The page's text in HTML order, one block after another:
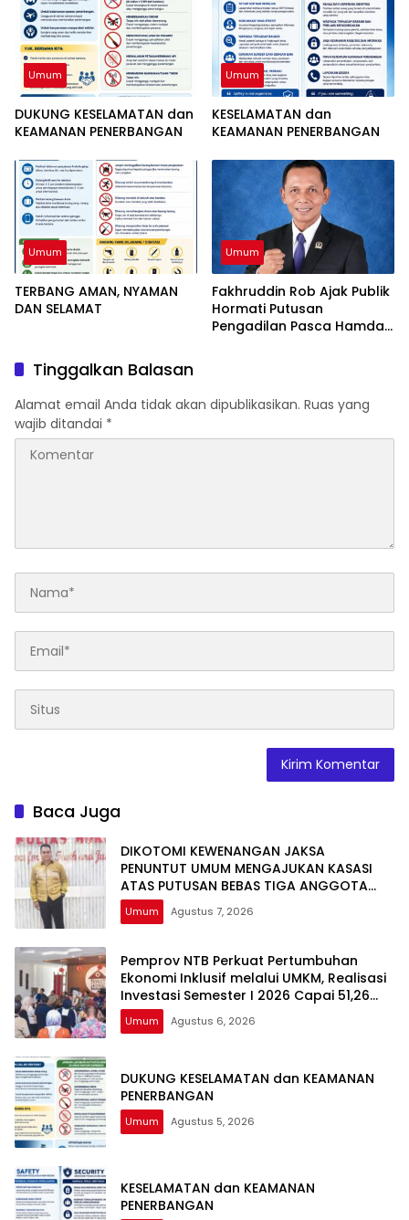
PERKARA TINDAK PIDANA
GRATIFIKASI
51,26 Persen
Umum
DUKUNG KESELAMATAN dan
KEAMANAN PENERBANGAN
Umum
KESELAMATAN dan
KEAMANAN PENERBANGAN
Umum
TERBANG AMAN, NYAMAN
DAN SELAMAT
Umum
Fakhruddin Rob Ajak Publik
Hormati Putusan
Pengadilan Pasca Hamdan
Tinggalkan Balasan
Alamat email Anda tidak akan dipublikasikan. Ruas yang
wajib ditandai *
Baca Juga
DIKOTOMI KEWENANGAN JAKSA
PENUNTUT UMUM MENGAJUKAN KASASI
ATAS PUTUSAN BEBAS TIGA ANGGOTA
DPRD NTB DALAM PERKARA TINDAK PIDANA
GRATIFIKASI
Umum Agustus 7, 2026
Pemprov NTB Perkuat Pertumbuhan
Ekonomi Inklusif melalui UMKM, Realisasi
Investasi Semester I 2026 Capai 51,26
Persen
Umum Agustus 6, 2026
DUKUNG KESELAMATAN dan KEAMANAN
PENERBANGAN
Umum Agustus 5, 2026
KESELAMATAN dan KEAMANAN
PENERBANGAN